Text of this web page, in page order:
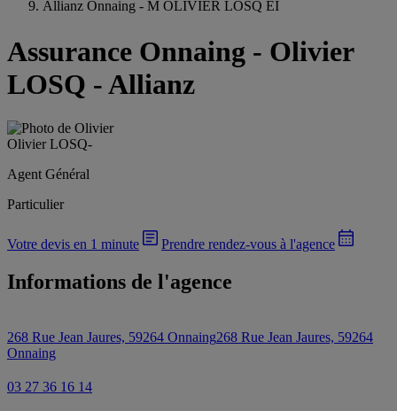
Allianz Onnaing - M OLIVIER LOSQ EI
Assurance Onnaing - Olivier
LOSQ - Allianz
Olivier LOSQ-
Agent Général
Particulier
Votre devis en 1 minute Prendre rendez-vous à l'agence
Informations de l'agence
268 Rue Jean Jaures, 59264 Onnaing268 Rue Jean Jaures, 59264
Onnaing
03 27 36 16 14